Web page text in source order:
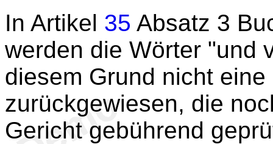
In Artikel 35 Absatz 3
werden die Wörter "und
diesem Grund nicht
zurückgewiesen, die
Gericht gebührend